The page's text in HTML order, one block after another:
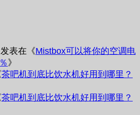
发表在《Mistbox可以将你的空调电
》
茶吧机到底比饮水机好用到哪里？
茶吧机到底比饮水机好用到哪里？